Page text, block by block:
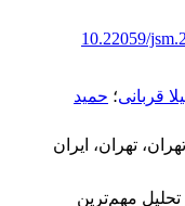
10.22059/
قربانی؛ حمید
تهران، ایران
مهم‌ترین